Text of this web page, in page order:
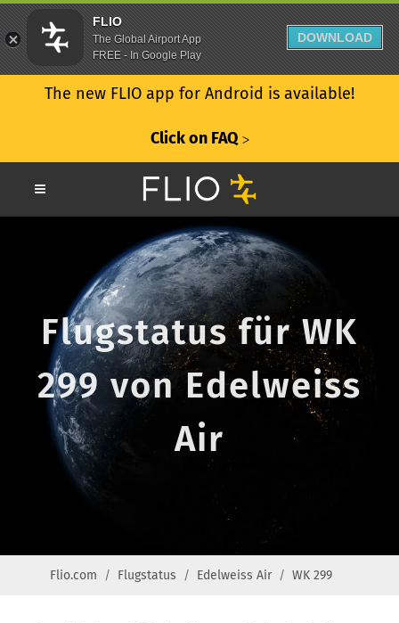
The new FLIO app for Android is available!
Click on FAQ ᐳ
Flugstatus für WK
299 von Edelweiss
Air
Flio.com Flugstatus Edelweiss Air WK 299
FLIO
The Global Airport App
FREE - In Google Play
DOWNLOAD